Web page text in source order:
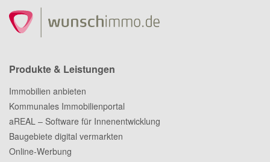
Produkte & Leistungen
Immobilien anbieten
Kommunales Immobilienportal
aREAL – Software für Innenentwicklung
Baugebiete digital vermarkten
Online-Werbung